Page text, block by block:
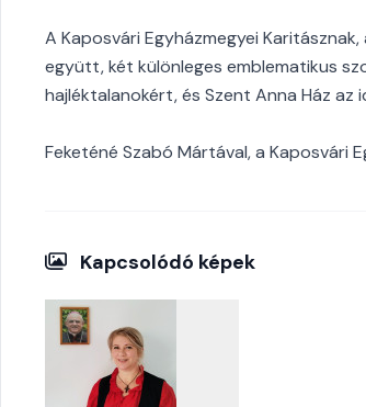
A Kaposvári Egyházmegyei
együtt, két különleges emblematikus
hajléktalanokért, és Szent Anna Ház az
Feketéné Szabó Mártával, a Kaposvári
Kapcsolódó képek